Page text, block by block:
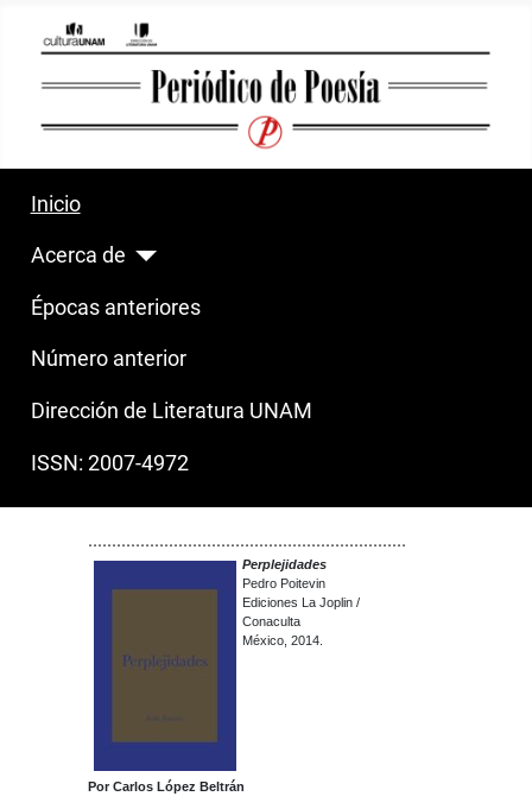
Inicio
Acerca de
Épocas anteriores
Número anterior
Dirección de Literatura UNAM
ISSN: 2007-4972
...................................................................
Perplejidades
Pedro Poitevin
Ediciones La Joplin /
Conaculta
México, 2014.
Por Carlos López Beltrán